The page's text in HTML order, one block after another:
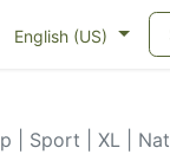
English (US)
| Sport | XL |